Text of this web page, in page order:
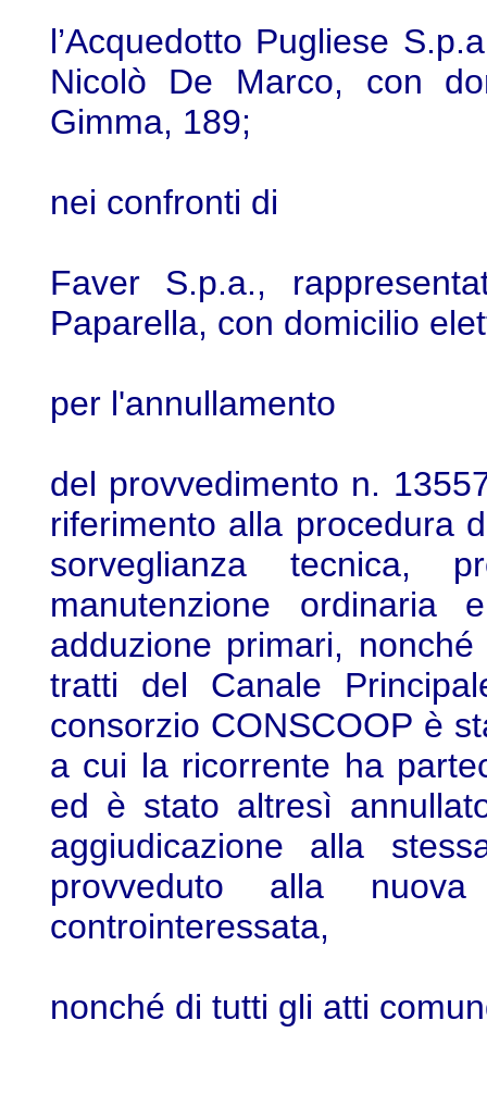
l’Acquedotto Pugliese
Nicolò De Marco, con
Gimma, 189;
nei confronti di
Faver S.p.a.,
Paparella, con domicilio
per l'annullamento
del provvedimento n.
riferimento alla procedura
sorveglianza tecnica,
manutenzione
adduzione primari,
tratti del Canale
consorzio CONSCOOP è
a cui la ricorrente ha
ed è stato altresì
aggiudicazione alla
provveduto alla
controinteressata,
nonché di tutti gli atti